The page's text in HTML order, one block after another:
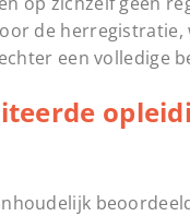
de
een volledige